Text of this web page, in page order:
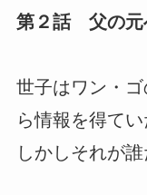
第２話 父の元
世子はワン・
ら情報を得てい
しかしそれが